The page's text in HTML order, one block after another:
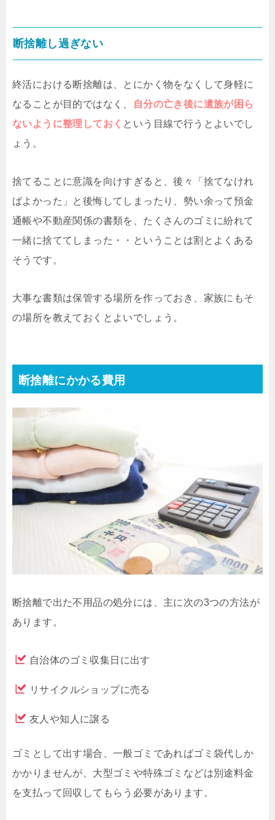
断捨離し過ぎない
終活における断捨離は、とにかく物をなくして身軽に
なることが目的ではなく、
自分の亡き後に遺族が困ら
ないように整理しておく という目線で行うとよいでし
ょう。
捨てることに意識を向けすぎると、後々「捨てなけれ
ばよかった」と後悔してしまったり、勢い余って預金
通帳や不動産関係の書類を、たくさんのゴミに紛れて
一緒に捨ててしまった・・ということは割とよくある
そうです。
大事な書類は保管する場所を作っておき、家族にもそ
の場所を教えておくとよいでしょう。
断捨離にかかる費用
断捨離で出た不用品の処分には、主に次の3つの方法が
あります。
自治体のゴミ収集日に出す
リサイクルショップに売る
友人や知人に譲る
ゴミとして出す場合、一般ゴミであればゴミ袋代しか
かかりませんが、大型ゴミや特殊ゴミなどは別途料金
を支払って回収してもらう必要があります。